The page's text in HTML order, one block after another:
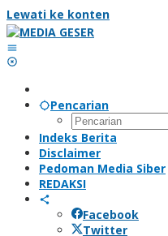
Lewati ke konten
Pencarian
Indeks Berita
Disclaimer
Pedoman Media Siber
REDAKSI
Facebook
Twitter